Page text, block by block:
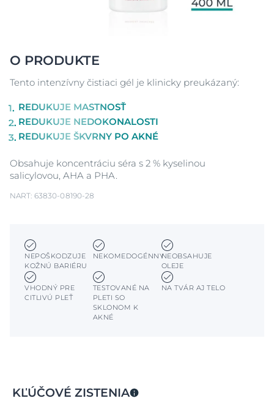
O PRODUKTE
NART: 63830-08190-28
Tento intenzívny čistiaci gél je klinicky preukázaný:
REDUKUJE MASTNOSŤ
REDUKUJE NEDOKONALOSTI
REDUKUJE ŠKVRNY PO AKNÉ
Obsahuje koncentráciu séra s 2 % kyselinou
salicylovou, AHA a PHA.
NEPOŠKODZUJE
KOŽNÚ BARIÉRU
NEKOMEDOGÉNNYNEOBSAHUJE
OLEJE
VHODNÝ PRE
CITLIVÚ PLEŤ
TESTOVANÉ NA
PLETI SO
SKLONOM K
AKNÉ
NA TVÁR AJ TELO
KĽÚČOVÉ ZISTENIA